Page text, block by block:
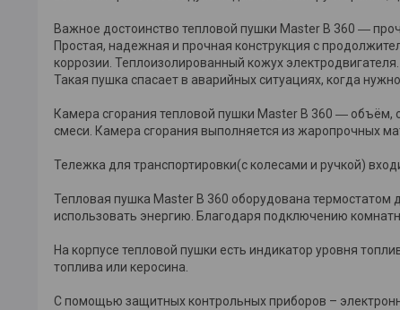
Важное достоинство тепловой пушки Master B 360 ―
Простая, надежная и прочная конструкция с
коррозии. Теплоизолированный кожух
Такая пушка спасает в аварийных ситуациях, когда
Камера сгорания тепловой пушки Master B 360 ― объём,
смеси. Камера сгорания выполняется из жаропрочных
Тележка для транспортировки(с колесами и ручкой)
Тепловая пушка Master B 360 оборудована
использовать энергию. Благодаря подключению
На корпусе тепловой пушки есть индикатор уровня
топлива или керосина.
С помощью защитных контрольных приборов –